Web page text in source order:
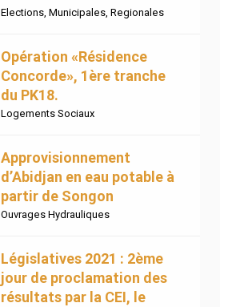
Elections, Municipales, Regionales
Opération «Résidence
Concorde», 1ère tranche
du PK18.
Logements Sociaux
Approvisionnement
d’Abidjan en eau potable à
partir de Songon
Ouvrages Hydrauliques
Législatives 2021 : 2ème
jour de proclamation des
résultats par la CEI, le